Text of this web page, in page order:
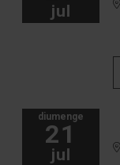
jul
diumenge
21
jul